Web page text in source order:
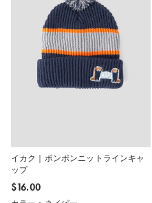
イカク｜ポンポンニットラインキャ
ップ
$‌16.00